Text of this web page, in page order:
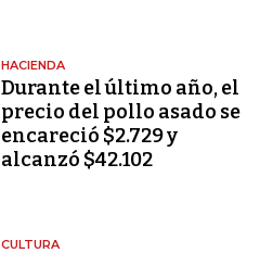
HACIENDA
Durante el último año, el
precio del pollo asado se
encareció $2.729 y
alcanzó $42.102
CULTURA